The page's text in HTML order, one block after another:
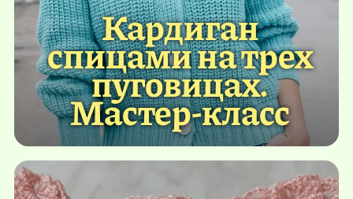
Кардиган
спицами на трех
пуговицах.
Мастер-класс